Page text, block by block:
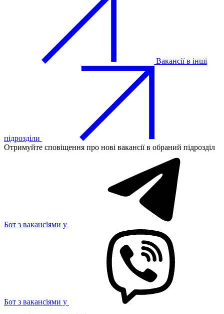
Вакансії в інші
підрозділи
Отримуйте сповіщення про нові вакансії в обраний підрозділ
Бот з вакансіями у
Бот з вакансіями у